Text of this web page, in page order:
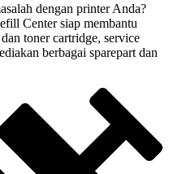
dengan printer Anda?
Center siap membantu
toner cartridge, service
berbagai sparepart dan